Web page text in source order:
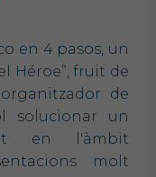
en 4 pasos, un
Héroe”, fruit de
de
solucionar un
en l'àmbit
molt